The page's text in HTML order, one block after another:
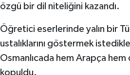
özgü bir dil niteliğini kazandı.
Öğretici eserlerinde yalın bir
ustalıklarını göstermek
Osmanlıcada hem Arapça hem
kopuldu.